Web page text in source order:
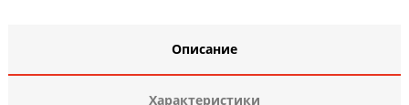
Описание
Характеристики